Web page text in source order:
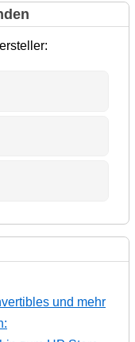
und mehr